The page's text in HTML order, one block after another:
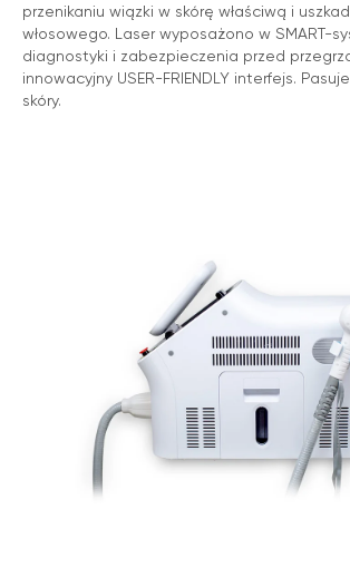
przenikaniu wiązki w skórę właściwą i
włosowego. Laser wyposażono w SMART-
diagnostyki i zabezpieczenia przed
innowacyjny USER-FRIENDLY interfejs.
skóry.